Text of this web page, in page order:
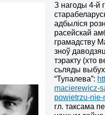
З нагоды 4-й
адбыліся
расейскай
грамадству
зноў
тэракту (хто
сьляды
“Тупалева”:
macierewicz-
powietrzu-
гл. таксама